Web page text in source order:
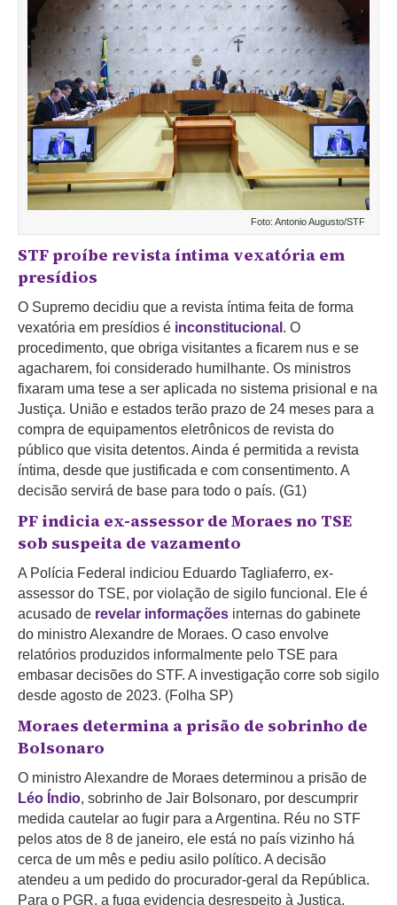
Foto: Antonio Augusto/STF
STF proíbe revista íntima vexatória em
presídios
O Supremo decidiu que a revista íntima feita de forma
vexatória em presídios é inconstitucional . O
procedimento, que obriga visitantes a ficarem nus e se
agacharem, foi considerado humilhante. Os ministros
fixaram uma tese a ser aplicada no sistema prisional e na
Justiça. União e estados terão prazo de 24 meses para a
compra de equipamentos eletrônicos de revista do
público que visita detentos. Ainda é permitida a revista
íntima, desde que justificada e com consentimento. A
decisão servirá de base para todo o país. (G1)
PF indicia ex-assessor de Moraes no TSE
sob suspeita de vazamento
A Polícia Federal indiciou Eduardo Tagliaferro, ex-
assessor do TSE, por violação de sigilo funcional. Ele é
acusado de revelar informações internas do gabinete
do ministro Alexandre de Moraes. O caso envolve
relatórios produzidos informalmente pelo TSE para
embasar decisões do STF. A investigação corre sob sigilo
desde agosto de 2023. (Folha SP)
Moraes determina a prisão de sobrinho de
Bolsonaro
O ministro Alexandre de Moraes determinou a prisão de
Léo Índio, sobrinho de Jair Bolsonaro, por descumprir
medida cautelar ao fugir para a Argentina. Réu no STF
pelos atos de 8 de janeiro, ele está no país vizinho há
cerca de um mês e pediu asilo político. A decisão
atendeu a um pedido do procurador-geral da República.
Para o PGR, a fuga evidencia desrespeito à Justiça.